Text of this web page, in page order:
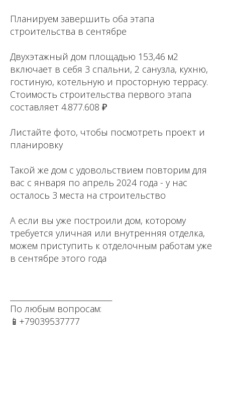
Планируем завершить оба этапа
строительства в сентябре
Двухэтажный дом площадью 153,46 м2
включает в себя 3 спальни, 2 санузла, кухню,
гостиную, котельную и просторную террасу.
Стоимость строительства первого этапа
составляет 4.877.608 ₽⁣⁣⠀⁣⁣⠀⁣⁣⠀
Листайте фото, чтобы посмотреть проект и
планировку
Такой же дом с удовольствием повторим для
вас с января по апрель 2024 года - у нас
осталось 3 места на строительство
А если вы уже построили дом, которому
требуется уличная или внутренняя отделка,
можем приступить к отделочным работам уже
в сентябре этого года
По любым вопросам: ⁣⁣⠀⁣⁣⠀⁣⁣⠀⁣⁣⠀⁣⁣⠀⁣⁣⠀⁣⁣⠀⁣⁣⠀⁣⁣⠀⁣⁣⠀
📱+79039537777⁣⁣⁣⁣⠀⁣⁣⠀⁣⁣⠀⁣⁣⠀⁣⁣⠀⁣⁣⠀⁣⁣⠀⁣⁣⠀